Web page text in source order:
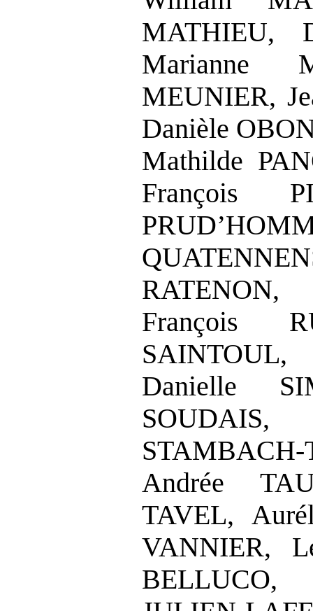
MATHIEU,
Marianne
MEUNIER,
Danièle
Mathilde
François
RATENON,
François
Danielle
Andrée
TAVEL,
VANNIER,